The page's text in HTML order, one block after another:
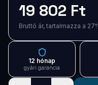
Blog
Támogatás
19 802 Ft
Bruttó ár, tartalmazza a
12 hónap
gyári garancia